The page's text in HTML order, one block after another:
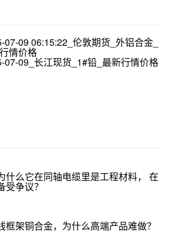
07-09 06:15:22_伦敦期货_外铝合金_
情价格
07-09_长江现货_1#铅_最新行情价格
什么它在同轴电缆里是工程材料， 在
受争议？
框架铜合金，为什么高端产品难做？